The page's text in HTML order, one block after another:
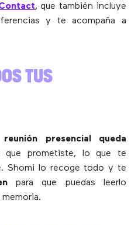
, que también incluye
y te acompaña a
TUS
presencial queda
que prometiste, lo que te
Shomi lo recoge todo y te
para que puedas leerlo